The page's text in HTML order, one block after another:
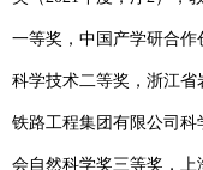
一等奖，中国产学研合
科学技术二等奖，浙江
铁路工程集团有限公司
会自然科学奖三等奖，